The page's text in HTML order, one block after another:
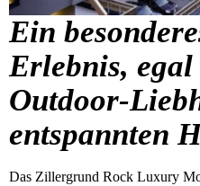
Ein
Erlebnis,
Outdoor-
entspannten
Das Zillergrund Rock Luxury